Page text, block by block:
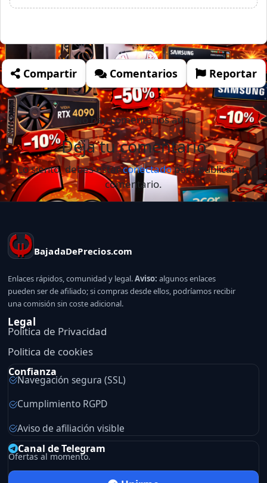
Compartir Comentarios Reportar
No hay comentarios aún.
Deja tu comentario
Lo siento, debes estarconectadopara publicar un
comentario.
BajadaDePrecios.com
Enlaces rápidos, comunidad y legal.Aviso: algunos enlaces
pueden ser de afiliado; si compras desde ellos, podríamos recibir
una comisión sin coste adicional.
Legal
Politica de Privacidad
Politica de cookies
Confianza
Navegación segura (SSL)
Cumplimiento RGPD
Aviso de afiliación visible
Canal de Telegram
Ofertas al momento.